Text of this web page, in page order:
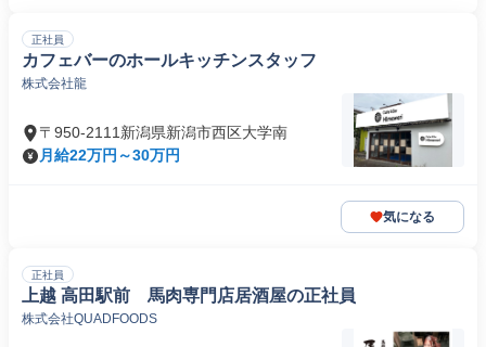
正社員
カフェバーのホールキッチンスタッフ
株式会社龍
〒950-2111新潟県新潟市西区大学南
月給22万円～30万円
気になる
正社員
上越 高田駅前 馬肉専門店居酒屋の正社員
株式会社QUADFOODS